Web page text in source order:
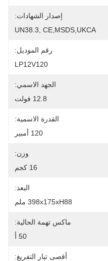
إصدار الشهادات:
UN38.3, CE,MSDS,UKCA
رقم الموديل:
LP12V120
الجهد الاسمي:
12.8 فولت
القدرة الاسمية:
120 أمبير
وزن:
16 كجم
البعد:
398x175xH88 ملم
ماكس تهمة الحالية:
50 أ
أقصى تيار التفريغ: